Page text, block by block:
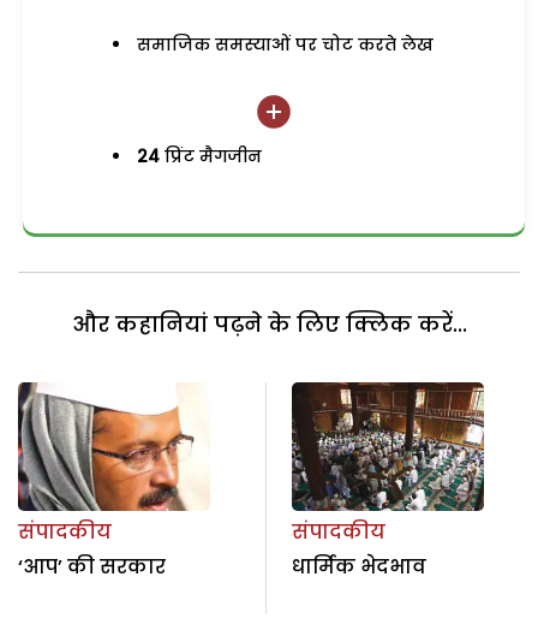
समाजिक समस्याओं पर चोट करते लेख
24 प्रिंट मैगजीन
और कहानियां पढ़ने के लिए क्लिक करें...
संपादकीय
‘आप’ की सरकार
संपादकीय
धार्मिक भेदभाव